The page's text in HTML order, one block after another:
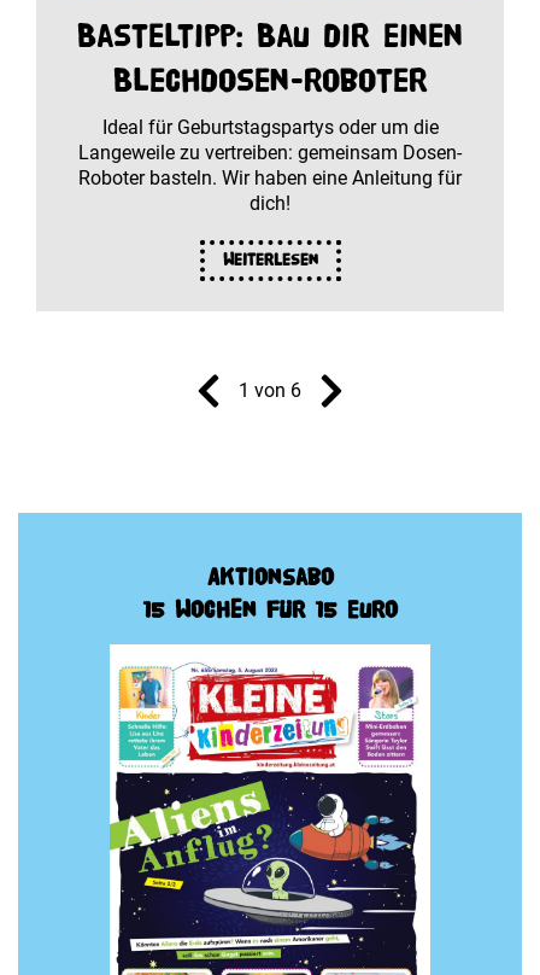
Basteltipp: Bau dir einen
Blechdosen-Roboter
Ideal für Geburtstagspartys oder um die
Langeweile zu vertreiben: gemeinsam Dosen-
Roboter basteln. Wir haben eine Anleitung für
dich!
Weiterlesen
1 von 6
Aktionsabo
15 Wochen für 15 Euro